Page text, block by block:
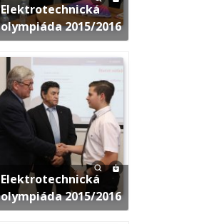
Elektrotechnická
olympiáda 2015/2016
Elektrotechnická
olympiáda 2015/2016